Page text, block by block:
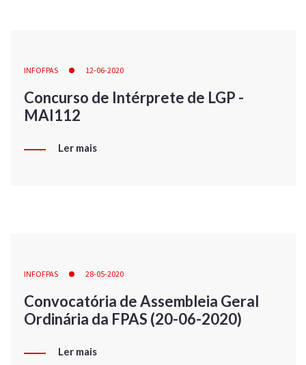
INFOFPAS 12-06-2020
Concurso de Intérprete de LGP -
MAI112
Ler mais
INFOFPAS 28-05-2020
Convocatória de Assembleia Geral
Ordinária da FPAS (20-06-2020)
Ler mais